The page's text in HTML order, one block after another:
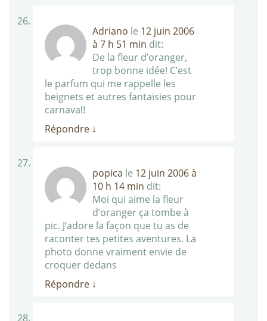
Adriano le 12 juin 2006
à 7 h 51 min dit:
De la fleur d’oranger,
trop bonne idée! C’est
le parfum qui me rappelle les
beignets et autres fantaisies pour
carnaval!
Répondre ↓
popica le 12 juin 2006 à
10 h 14 min dit:
Moi qui aime la fleur
d’oranger ça tombe à
pic. J’adore la façon que tu as de
raconter tes petites aventures. La
photo donne vraiment envie de
croquer dedans
Répondre ↓